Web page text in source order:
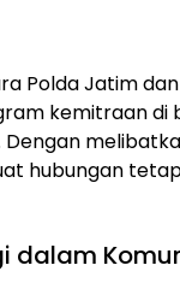
Polda Jatim
kemitraan di
hubungan
dalam